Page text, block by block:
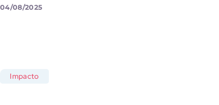
04/08/2025
Impacto